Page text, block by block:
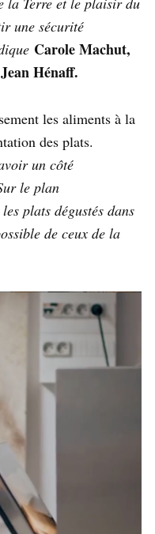
une sécurité
Carole Machut,
Hénaff.
les aliments à la
des plats.
un côté
le plan
plats dégustés dans
de ceux de la